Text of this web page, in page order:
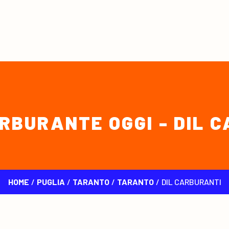
OGGI - DIL
HOME / PUGLIA / TARANTO / TARANTO / DIL CARBURANTI